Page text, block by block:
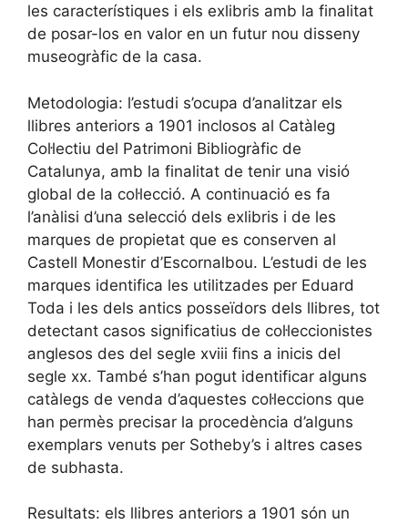
les característiques i els exlibris amb la finalitat
de posar-los en valor en un futur nou disseny
museogràfic de la casa.
Metodologia: l’estudi s’ocupa d’analitzar els
llibres anteriors a 1901 inclosos al Catàleg
Col·lectiu del Patrimoni Bibliogràfic de
Catalunya, amb la finalitat de tenir una visió
global de la col·lecció. A continuació es fa
l’anàlisi d’una selecció dels exlibris i de les
marques de propietat que es conserven al
Castell Monestir d’Escornalbou. L’estudi de les
marques identifica les utilitzades per Eduard
Toda i les dels antics posseïdors dels llibres, tot
detectant casos significatius de col·leccionistes
anglesos des del segle xviii fins a inicis del
segle xx. També s’han pogut identificar alguns
catàlegs de venda d’aquestes col·leccions que
han permès precisar la procedència d’alguns
exemplars venuts per Sotheby’s i altres cases
de subhasta.
Resultats: els llibres anteriors a 1901 són un